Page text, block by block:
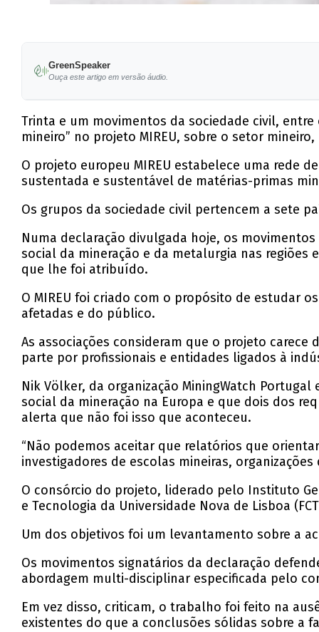
GreenSpeaker
Ouça este artigo em versão áudio.
Trinta e um movimentos da sociedade civil,
mineiro” no projeto MIREU, sobre o setor
O projeto europeu MIREU estabelece uma rede
sustentada e sustentável de matérias-primas
Os grupos da sociedade civil pertencem a sete
Numa declaração divulgada hoje, os
social da mineração e da metalurgia nas
que lhe foi atribuído.
O MIREU foi criado com o propósito de estudar
afetadas e do público.
As associações consideram que o projeto
parte por profissionais e entidades ligados à
Nik Völker, da organização MiningWatch
social da mineração na Europa e que dois dos
alerta que não foi isso que aconteceu.
“Não podemos aceitar que relatórios que
investigadores de escolas mineiras,
O consórcio do projeto, liderado pelo Instituto
e Tecnologia da Universidade Nova de Lisboa
Um dos objetivos foi um levantamento sobre a
Os movimentos signatários da declaração
abordagem multi-disciplinar especificada pelo
Em vez disso, criticam, o trabalho foi feito na
existentes do que a conclusões sólidas sobre a